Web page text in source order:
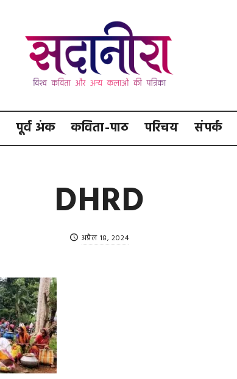
पूर्व अंक कविता-पाठ परिचय संपर्क
DHRD
अप्रैल 18, 2024